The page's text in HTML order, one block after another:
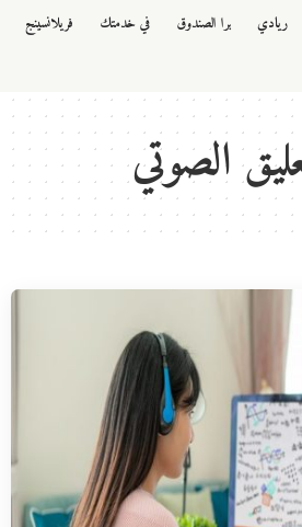
ريادي برا الصندوق في خدمتك فريلانسينج
الصوتي